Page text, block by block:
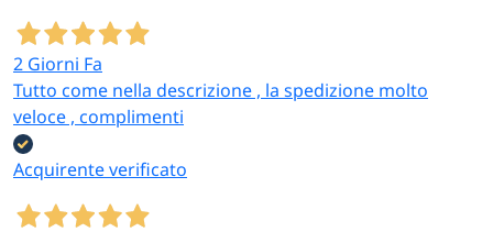
2 Giorni Fa
Tutto come nella descrizione , la spedizione molto
veloce , complimenti
Acquirente verificato